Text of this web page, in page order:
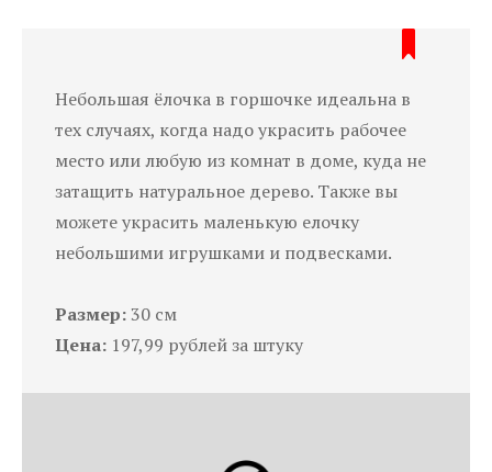
Небольшая ёлочка в горшочке идеальна в
тех случаях, когда надо украсить рабочее
место или любую из комнат в доме, куда не
затащить натуральное дерево. Также вы
можете украсить маленькую елочку
небольшими игрушками и подвесками.
Размер: 30 см
Цена: 197,99 рублей за штуку